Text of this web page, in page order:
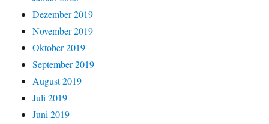
Dezember 2019
November 2019
Oktober 2019
September 2019
August 2019
Juli 2019
Juni 2019